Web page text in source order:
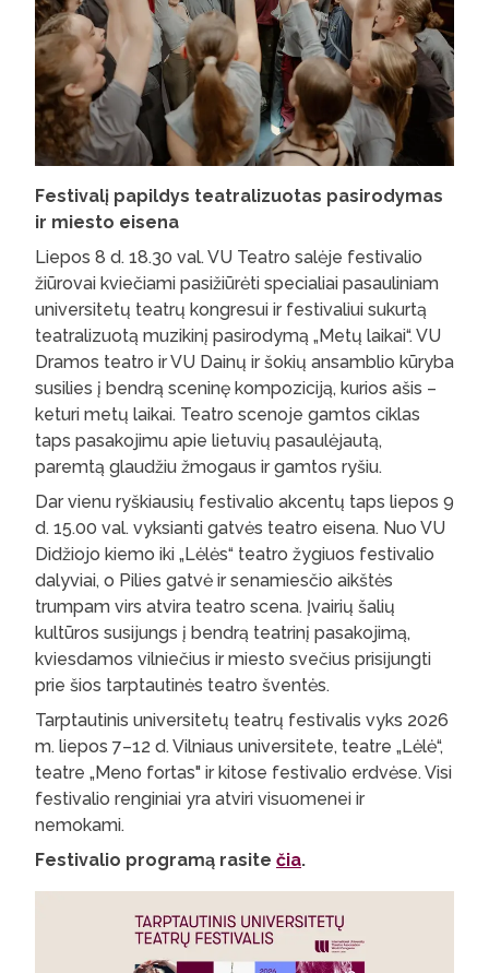
Festivalį papildys teatralizuotas pasirodymas
ir miesto eisena
Liepos 8 d. 18.30 val. VU Teatro salėje festivalio
žiūrovai kviečiami pasižiūrėti specialiai pasauliniam
universitetų teatrų kongresui ir festivaliui sukurtą
teatralizuotą muzikinį pasirodymą „Metų laikai“. VU
Dramos teatro ir VU Dainų ir šokių ansamblio kūryba
susilies į bendrą sceninę kompoziciją, kurios ašis –
keturi metų laikai. Teatro scenoje gamtos ciklas
taps pasakojimu apie lietuvių pasaulėjautą,
paremtą glaudžiu žmogaus ir gamtos ryšiu.
Dar vienu ryškiausių festivalio akcentų taps liepos 9
d. 15.00 val. vyksianti gatvės teatro eisena. Nuo VU
Didžiojo kiemo iki „Lėlės“ teatro žygiuos festivalio
dalyviai, o Pilies gatvė ir senamiesčio aikštės
trumpam virs atvira teatro scena. Įvairių šalių
kultūros susijungs į bendrą teatrinį pasakojimą,
kviesdamos vilniečius ir miesto svečius prisijungti
prie šios tarptautinės teatro šventės.
Tarptautinis universitetų teatrų festivalis vyks 2026
m. liepos 7–12 d. Vilniaus universitete, teatre „Lėlė“,
teatre „Meno fortas" ir kitose festivalio erdvėse. Visi
festivalio renginiai yra atviri visuomenei ir
nemokami.
Festivalio programą rasite čia.